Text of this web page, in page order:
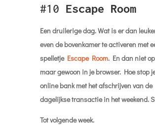
#10 Escape Room
Een druilerige dag. Wat is er dan
even de bovenkamer te activeren met
spelletje Escape Room. En dan niet
maar gewoon in je browser. Hoe stop
online bank met het afschrijven van de
dagelijkse transactie in het weekend.
Tot volgende week.